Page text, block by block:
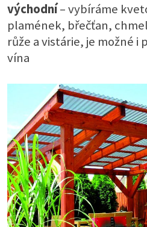
východní– vybíráme
plamének, břečťan,
růže a vistárie, je možné
vína